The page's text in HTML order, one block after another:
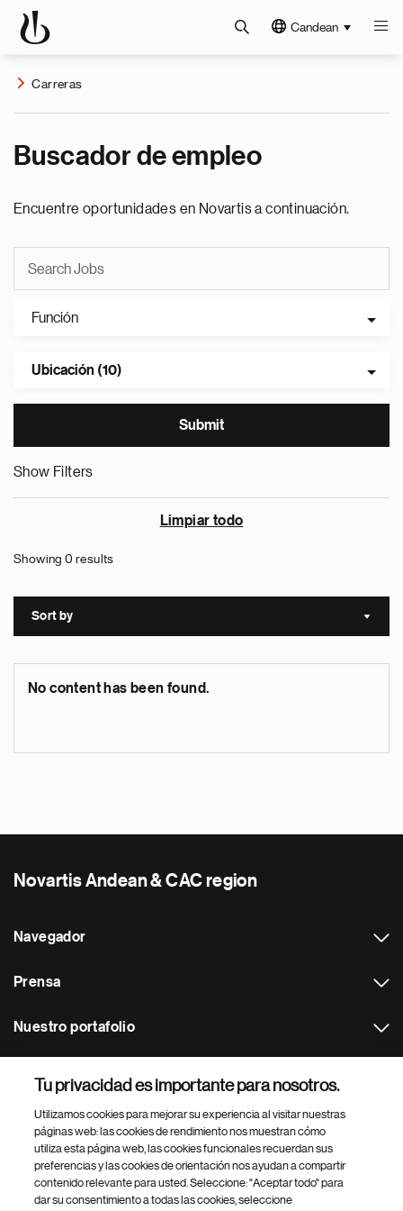
Candean
Carreras
Buscador de empleo
Encuentre oportunidades en Novartis a continuación.
Función
Ubicación (10)
Show Filters
Limpiar todo
Showing 0 results
Sort by Sort
No content has been found.
Novartis Andean & CAC region
Navegador
Prensa
Nuestro portafolio
Footer Site Search
Tu privacidad es importante para nosotros.
Utilizamos cookies para mejorar su experiencia al visitar nuestras
páginas web: las cookies de rendimiento nos muestran cómo
utiliza esta página web, las cookies funcionales recuerdan sus
preferencias y las cookies de orientación nos ayudan a compartir
contenido relevante para usted. Seleccione: "Aceptar todo" para
dar su consentimiento a todas las cookies, seleccione